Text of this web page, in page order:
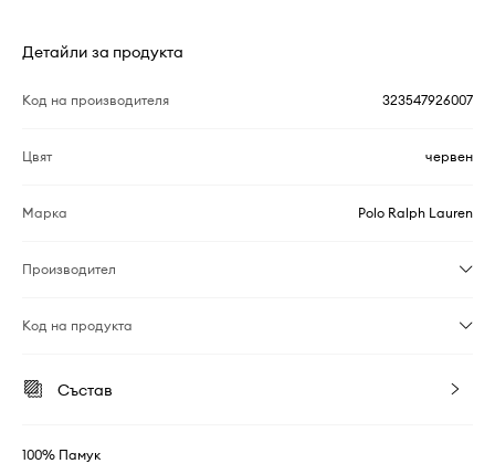
Детайли за продукта
Код на производителя 323547926007
Цвят червен
Марка Polo Ralph Lauren
Производител
Код на продукта
Състав
100% Памук